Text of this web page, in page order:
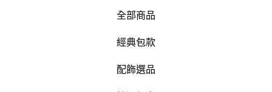
全部商品
經典包款
配飾選品